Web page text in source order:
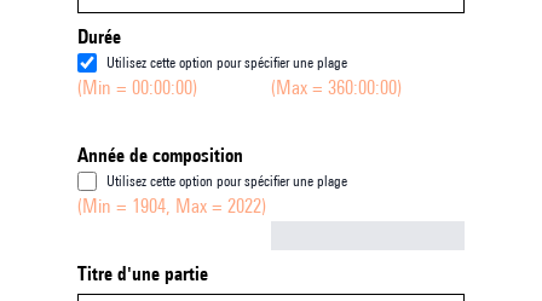
Durée
Utilisez cette option pour spécifier une plage
(Min = 00:00:00) (Max = 360:00:00)
Année de composition
Utilisez cette option pour spécifier une plage
(Min = 1904, Max = 2022)
Titre d'une partie